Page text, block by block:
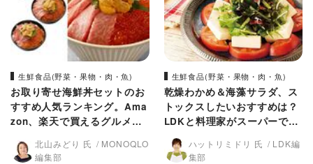
生鮮食品(野菜・果物・肉・魚)
お取り寄せ海鮮丼セットのお
すすめ人気ランキング。Ama
zon、楽天で買えるグルメN
北山みどり 氏
MONOQLO
編集部
生鮮食品(野菜・果物・肉・魚)
乾燥わかめ＆海藻サラダ、ス
トックスしたいおすすめは？
LDKと料理家がスーパーで買
える人気商品を比較
ハットリミドリ 氏
LDK編
集部